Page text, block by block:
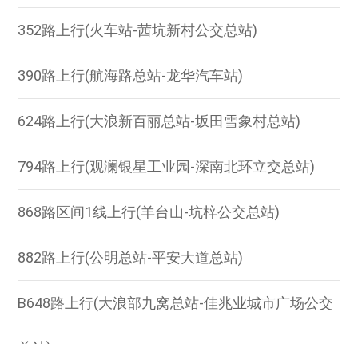
352路上行(火车站-茜坑新村公交总站)
390路上行(航海路总站-龙华汽车站)
624路上行(大浪新百丽总站-坂田雪象村总站)
794路上行(观澜银星工业园-深南北环立交总站)
868路区间1线上行(羊台山-坑梓公交总站)
882路上行(公明总站-平安大道总站)
B648路上行(大浪部九窝总站-佳兆业城市广场公交